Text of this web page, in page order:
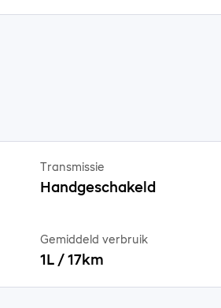
Transmissie
Handgeschakeld
Gemiddeld verbruik
1L / 17km